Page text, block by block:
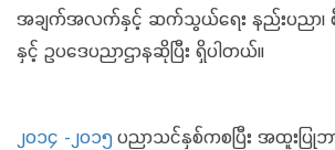
အချက်အလက်နှင့် ဆက်သွယ်ရေး နည်းပညာ၊ စီး
နှင့် ဥပဒေပညာဌာနဆိုပြီး ရှိပါတယ်။
၂၀၁၄ -၂၀၁၅ပညာသင်နှစ်ကစပြီး အထူးပ